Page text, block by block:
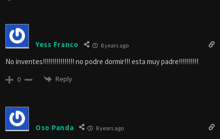
Yess Franco 8 years ago
No inventes!!!!!!!!!!!!!!!! no podre dormir!!! esta muy padre!!!!!!!!!!
0 Reply
Oso Panda 8 years ago